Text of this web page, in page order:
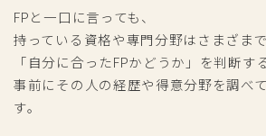
FPと一口に言っても、
持っている資格や専門分野はさまざまで
「自分に合ったFPかどうか」を判断す
事前にその人の経歴や得意分野を調べ
す。